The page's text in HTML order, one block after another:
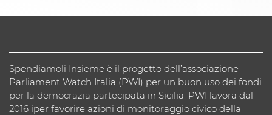
Spendiamoli Insieme è il progetto dell’associazione
Parliament Watch Italia (PWI) per un buon uso dei fondi
per la democrazia partecipata in Sicilia. PWI lavora dal
2016 iper favorire azioni di monitoraggio civico della